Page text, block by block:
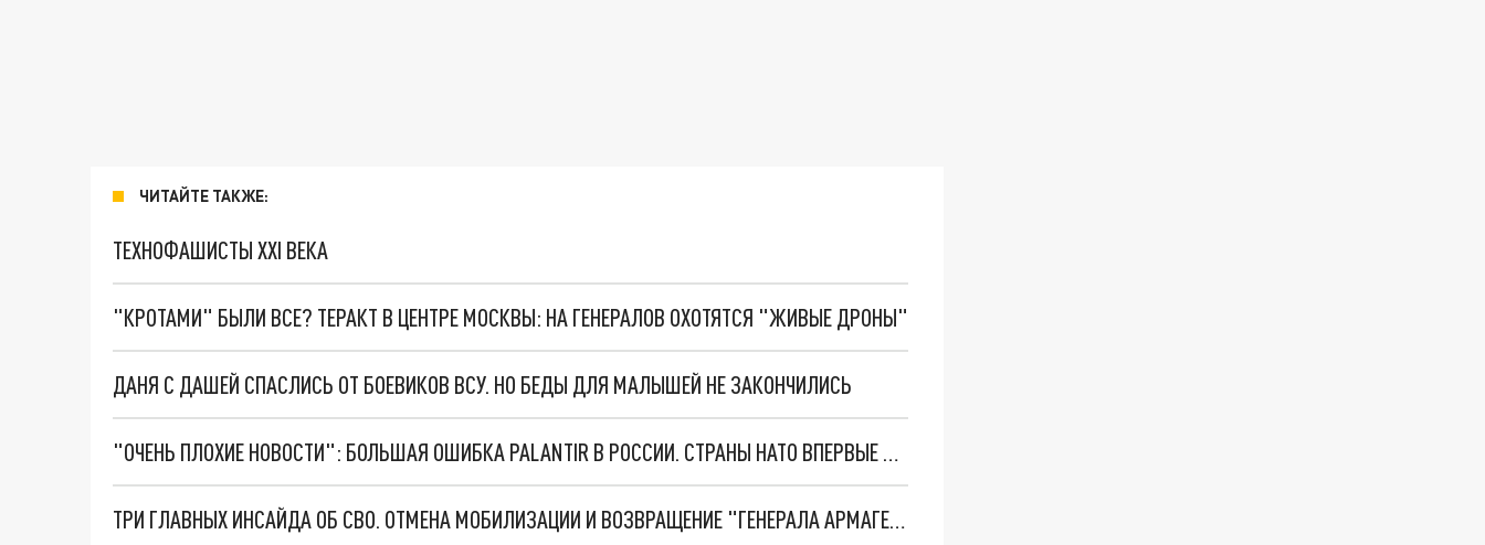
ЧИТАЙТЕ ТАКЖЕ:
ТЕХНОФАШИСТЫ XXI ВЕКА
"КРОТАМИ" БЫЛИ ВСЕ? ТЕРАКТ В ЦЕНТРЕ МОСКВЫ: НА ГЕНЕРАЛОВ ОХОТЯТСЯ "ЖИВЫЕ ДРОНЫ"
ДАНЯ С ДАШЕЙ СПАСЛИСЬ ОТ БОЕВИКОВ ВСУ. НО БЕДЫ ДЛЯ МАЛЫШЕЙ НЕ ЗАКОНЧИЛИСЬ
"ОЧЕНЬ ПЛОХИЕ НОВОСТИ": БОЛЬШАЯ ОШИБКА PALANTIR В РОССИИ. СТРАНЫ НАТО ВПЕРВЫЕ ЗА СВО ОСТАНОВИЛИ ПОСТАВКИ ОРУЖИЯ. ВСУ ТЕРЯЮТ ПРИГРАНИЧЬЕ?
ТРИ ГЛАВНЫХ ИНСАЙДА ОБ СВО. ОТМЕНА МОБИЛИЗАЦИИ И ВОЗВРАЩЕНИЕ "ГЕНЕРАЛА АРМАГЕДДОНА"? ОТЛИЧНЫЕ НОВОСТИ, КОТОРЫЕ ЖДАЛИ ВСЕ